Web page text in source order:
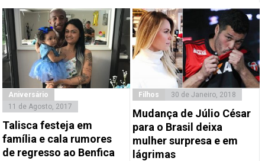
Aniversário
11 de Agosto, 2017
Talisca festeja em
família e cala rumores
de regresso ao Benfica
Filhos 30 de Janeiro, 2018
Mudança de Júlio César
para o Brasil deixa
mulher surpresa e em
lágrimas